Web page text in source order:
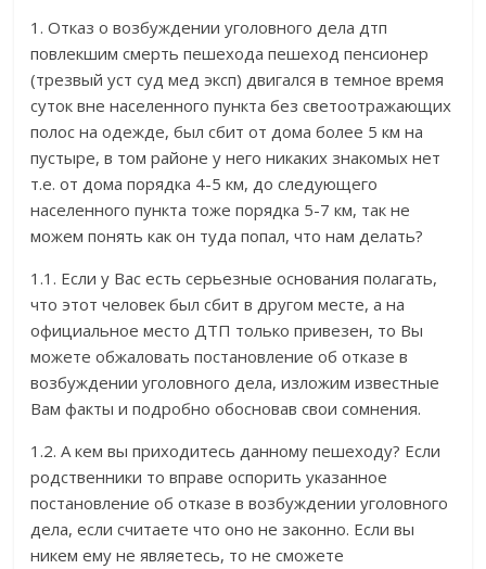
1. Отказ о возбуждении уголовного дела дтп
повлекшим смерть пешехода пешеход пенсионер
(трезвый уст суд мед эксп) двигался в темное время
суток вне населенного пункта без светоотражающих
полос на одежде, был сбит от дома более 5 км на
пустыре, в том районе у него никаких знакомых нет
т.е. от дома порядка 4-5 км, до следующего
населенного пункта тоже порядка 5-7 км, так не
можем понять как он туда попал, что нам делать?
1.1. Если у Вас есть серьезные основания полагать,
что этот человек был сбит в другом месте, а на
официальное место ДТП только привезен, то Вы
можете обжаловать постановление об отказе в
возбуждении уголовного дела, изложим известные
Вам факты и подробно обосновав свои сомнения.
1.2. А кем вы приходитесь данному пешеходу? Если
родственники то вправе оспорить указанное
постановление об отказе в возбуждении уголовного
дела, если считаете что оно не законно. Если вы
никем ему не являетесь, то не сможете